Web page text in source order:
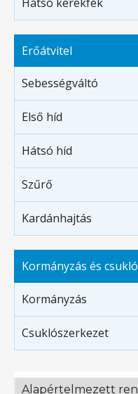
Erőátvitel
Sebességváltó
Első híd
Hátsó híd
Szűrő
Kardánhajtás
Kormányzás és csukló
Kormányzás
Csuklószerkezet